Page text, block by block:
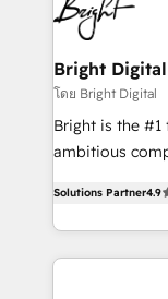
Impact Award
Award 🏆2022
Award 🏆2020
Integrations
Marketing
2018 Website
Growth-Driven
Sales
Bright Digital
โดย Bright Digital
Bright is the
ambitious
developing a
digital
results)! In short, our services include: - HubSpot
Solutions Partner4.9